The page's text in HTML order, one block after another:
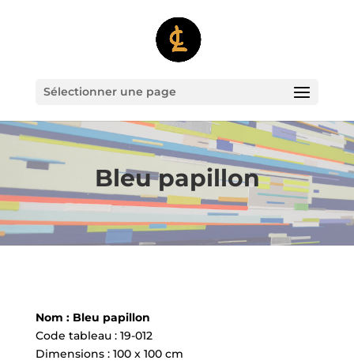
Sélectionner une page
Bleu papillon
Nom : Bleu papillon
Code tableau : 19-012
Dimensions : 100 x 100 cm